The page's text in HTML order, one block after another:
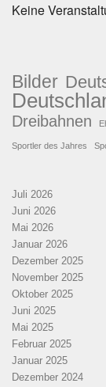
Keine
Bilder
Dreibahnen
Sportler des Jahres
Juli 2026
Juni 2026
Mai 2026
Januar 2026
Dezember 2025
November 2025
Oktober 2025
Juni 2025
Mai 2025
Februar 2025
Januar 2025
Dezember 2024